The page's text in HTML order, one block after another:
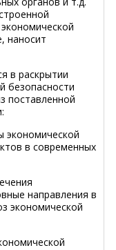
наносит
в раскрытии
безопасности
поставленной
экономической
в современных
направления в
экономической